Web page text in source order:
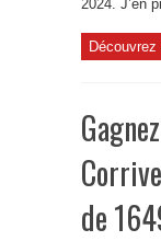
2024. J’en
Découvrez
de